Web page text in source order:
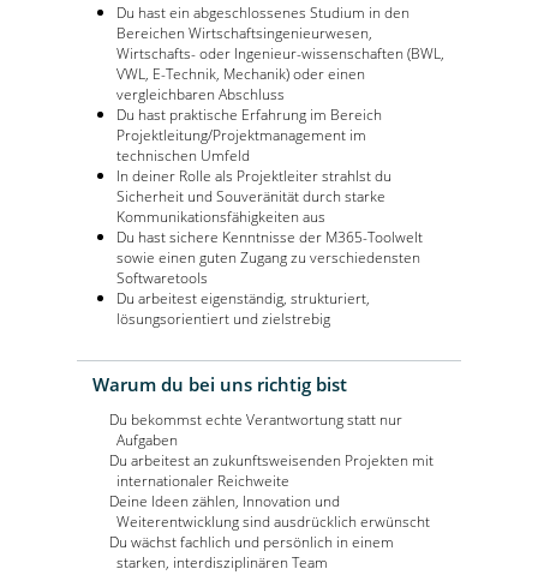
Du hast ein abgeschlossenes Studium in den
Bereichen Wirtschaftsingenieurwesen,
Wirtschafts- oder Ingenieur-wissenschaften (BWL,
VWL, E-Technik, Mechanik) oder einen
vergleichbaren Abschluss
Du hast praktische Erfahrung im Bereich
Projektleitung/Projektmanagement im
technischen Umfeld
In deiner Rolle als Projektleiter strahlst du
Sicherheit und Souveränität durch starke
Kommunikationsfähigkeiten aus
Du hast sichere Kenntnisse der M365-Toolwelt
sowie einen guten Zugang zu verschiedensten
Softwaretools
Du arbeitest eigenständig, strukturiert,
lösungsorientiert und zielstrebig
Warum du bei uns richtig bist
Du bekommst echte Verantwortung statt nur
Aufgaben
Du arbeitest an zukunftsweisenden Projekten mit
internationaler Reichweite
Deine Ideen zählen, Innovation und
Weiterentwicklung sind ausdrücklich erwünscht
Du wächst fachlich und persönlich in einem
starken, interdisziplinären Team